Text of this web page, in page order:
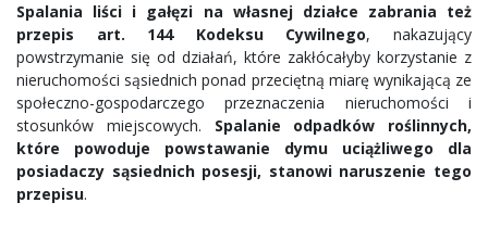
Spalania liści i gałęzi na własnej działce zabrania też
przepis art. 144 Kodeksu Cywilnego, nakazujący
powstrzymanie się od działań, które zakłócałyby korzystanie z
nieruchomości sąsiednich ponad przeciętną miarę wynikającą ze
społeczno-gospodarczego przeznaczenia nieruchomości i
stosunków miejscowych. Spalanie odpadków roślinnych,
które powoduje powstawanie dymu uciążliwego dla
posiadaczy sąsiednich posesji, stanowi naruszenie tego
przepisu.